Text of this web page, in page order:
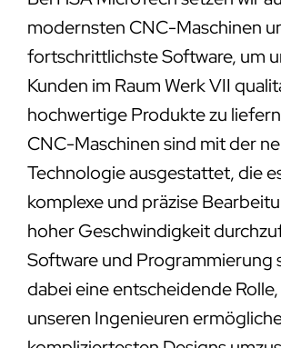
modernsten CNC-Maschinen
fortschrittlichste Software, um
Kunden im Raum Werk VII
hochwertige Produkte zu
CNC-Maschinen sind mit der
Technologie ausgestattet, die
komplexe und präzise
hoher Geschwindigkeit
Software und Programmierung
dabei eine entscheidende Rolle,
unseren Ingenieuren